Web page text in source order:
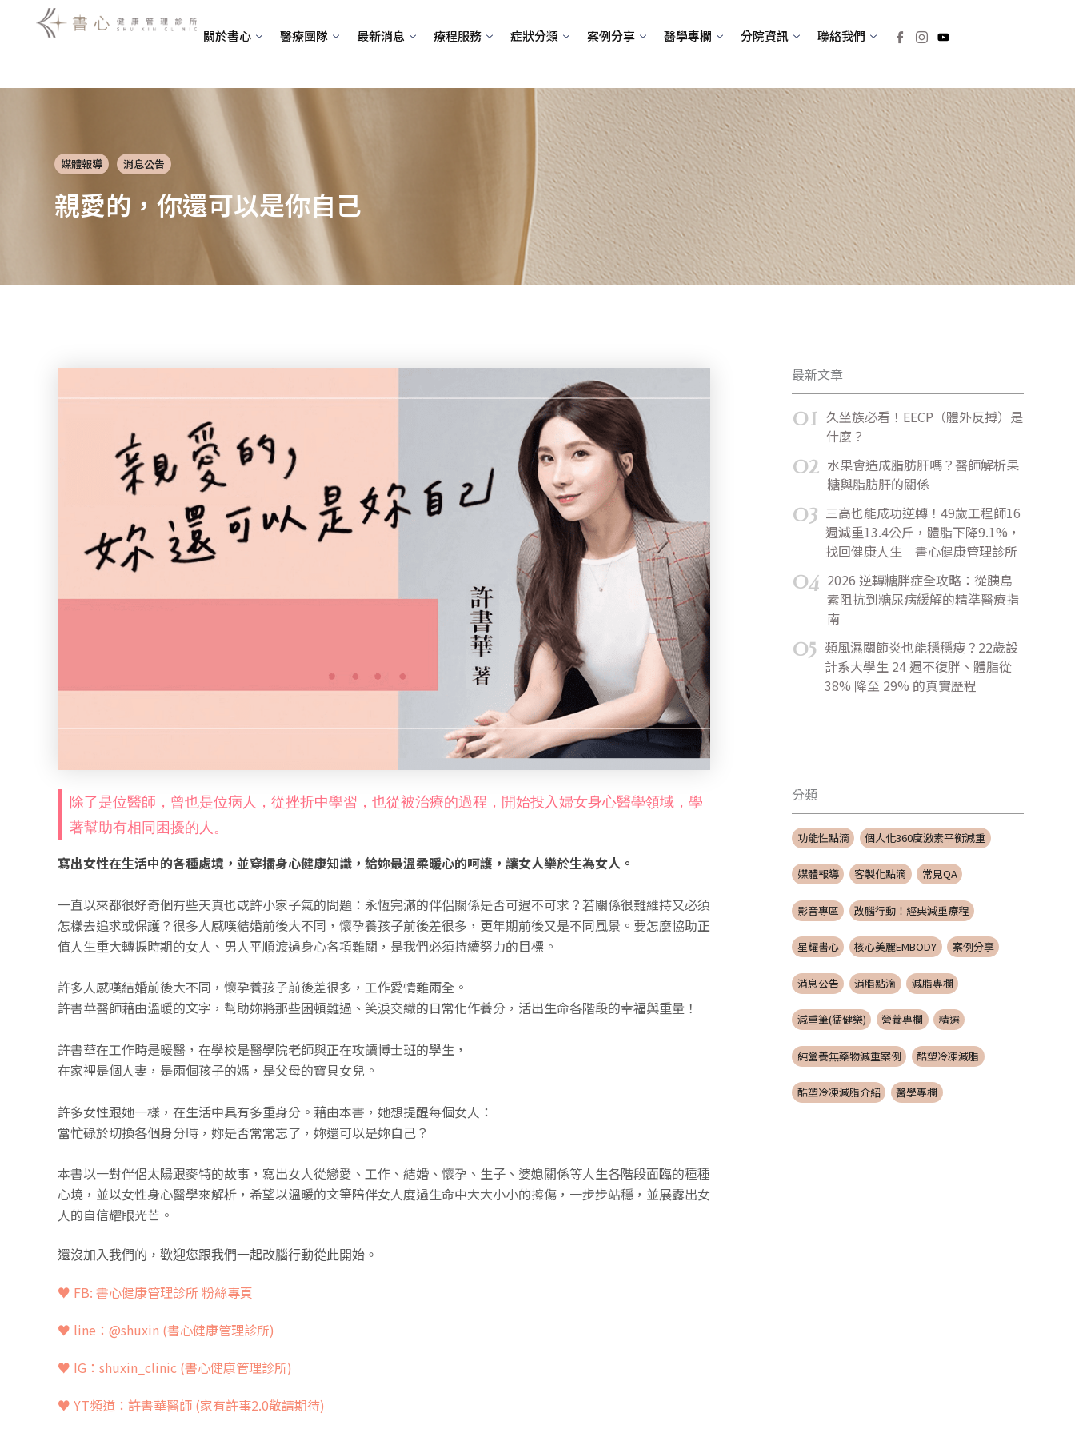
內
關於書心 醫療團隊 最新消息 療程服務 症狀分類 案例分享 醫學專欄 分院資訊 聯絡我們
媒體報導 消息公告
親愛的，你還可以是你自己
除了是位醫師，曾也是位病人，從挫折中學習，也從被治療的過程，開始投入婦女身心醫學領域，學
著幫助有相同困擾的人。
寫出女性在生活中的各種處境，並穿插身心健康知識，給妳最溫柔暖心的呵護，讓女人樂於生為女人。
一直以來都很好奇個有些天真也或許小家子氣的問題：永恆完滿的伴侶關係是否可遇不可求？若關係很難維持又必須
怎樣去追求或保護？很多人感嘆結婚前後大不同，懷孕養孩子前後差很多，更年期前後又是不同風景。要怎麼協助正
值人生重大轉捩時期的女人、男人平順渡過身心各項難關，是我們必須持續努力的目標。
許多人感嘆結婚前後大不同， 懷孕養孩子前後差很多，工作愛情難兩全。
許書華醫師藉由溫暖的文字， 幫助妳將那些困頓難過、笑淚交織的日常化作養分， 活出生命各階段的幸福與重量！
許書華在工作時是暖醫， 在學校是醫學院老師與正在攻讀博士班的學生，
在家裡是個人妻，是兩個孩子的媽，是父母的寶貝女兒。
許多女性跟她一樣，在生活中具有多重身分。 藉由本書，她想提醒每個女人：
當忙碌於切換各個身分時，妳是否常常忘了， 妳還可以是妳自己？
本書以一對伴侶太陽跟麥特的故事， 寫出女人從戀愛、工作、結婚、懷孕、生子、婆媳關係等人生各階段面臨的種種
心境， 並以女性身心醫學來解析， 希望以溫暖的文筆陪伴女人度過生命中大大小小的擦傷， 一步步站穩，並展露出女
人的自信耀眼光芒。
還沒加入我們的，歡迎您跟我們一起改腦行動從此開始 。
♥ FB: 書心健康管理診所 粉絲專頁
♥ line：@shuxin (書心健康管理診所)
♥ IG：shuxin_clinic (書心健康管理診所)
♥ YT頻道： 許書華醫師 (家有許事2.0敬請期待)
最新文章
01 久坐族必看！EECP（體外反搏）是
什麼？
02 水果會造成脂肪肝嗎？醫師解析果
糖與脂肪肝的關係
03 三高也能成功逆轉！49歲工程師16
週減重13.4公斤，體脂下降9.1%，
找回健康人生｜書心健康管理診所
04 2026 逆轉糖胖症全攻略：從胰島
素阻抗到糖尿病緩解的精準醫療指
南
05 類風濕關節炎也能穩穩瘦？22歲設
計系大學生 24 週不復胖、體脂從
38% 降至 29% 的真實歷程
分類
功能性點滴 個人化360度激素平衡減重
媒體報導 客製化點滴 常見QA
影音專區 改腦行動！經典減重療程
星耀書心 核心美麗EMBODY 案例分享
消息公告 消脂點滴 減脂專欄
減重筆(猛健樂) 營養專欄 精選
純營養無藥物減重案例 酷塑冷凍減脂
酷塑冷凍減脂介紹 醫學專欄